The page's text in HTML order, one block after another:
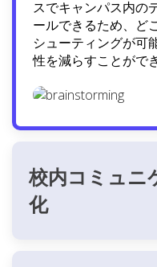
スでキャンパス内の
ールできるため、ど
シューティングが可
性を減らすことがで
校内コミュニ
化